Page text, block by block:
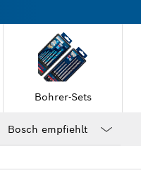
Bohrer-Sets